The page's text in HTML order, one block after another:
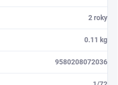
2 roky
0.11 kg
9580208072036